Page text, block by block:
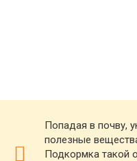
Попадая в почву,
полезные
Подкормка такой